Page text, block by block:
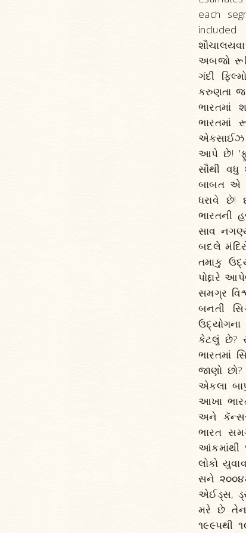
each
અબજો
ગંદી
કરુણતા જ
ભારતમાં
ભારતમાં
એક્સાઈઝ
આપે છે!
સૌથી વધુ
બાબત એ
ધરાવે છે!
ભારતની
સાવ
બદલે
તમાકુ
પોદ્દારે
સમગ્ર
બનતી
ઉદ્યોગના
કેટલું છે?
ભારતમાં
જાણો
એકલા
આખા
અને
ભારત
આંકમાંથી
લોકો
સને
એઈડ્‌સ,
મરે છે
૧૯૯૫થી